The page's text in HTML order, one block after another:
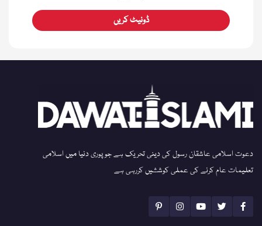
ڈونیٹ کریں
دعوت اسلامی عاشقان رسول کی دینی تحریک ہے جو پوری دنیا میں اسلامی
تعلیمات عام کرنے کی عملی کوششیں کررہی ہے